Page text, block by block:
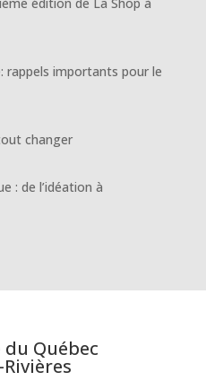
rappels importants pour le
changer
: de l’idéation à
Québec